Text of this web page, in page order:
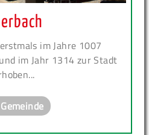
im Jahre 1007
im Jahr 1314 zur Stadt